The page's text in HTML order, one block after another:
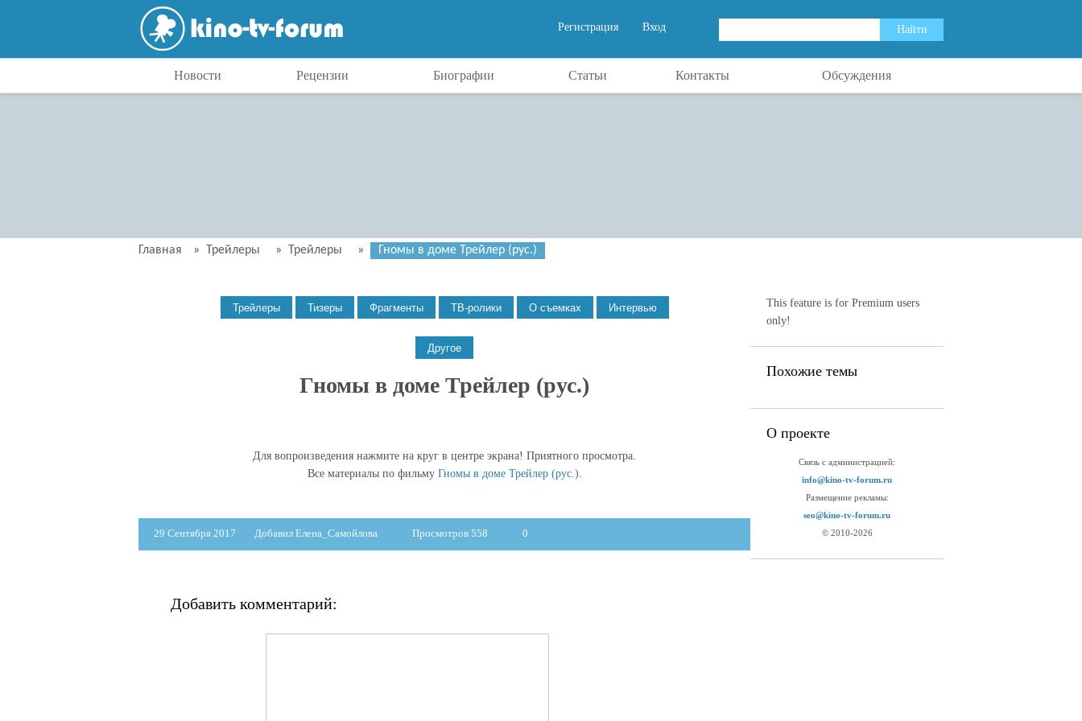
Вход
Регистрация
Новости Рецензии Биографии Статьи Контакты Обсуждения
Главная » Трейлеры » Трейлеры » Гномы в доме Трейлер (рус.)
Гномы в доме Трейлер (рус.)
Для вопроизведения нажмите на круг в центре экрана! Приятного просмотра.
Все материалы по фильму Гномы в доме Трейлер (рус.).
29 Сентября 2017 Добавил Елена_Самойлова Просмотров 558 0
Добавить комментарий:
This feature is for Premium users
only!
Похожие темы
О проекте
Связь с администрацией:
info@kino-tv-forum.ru
Размещение рекламы:
seo@kino-tv-forum.ru
© 2010-2026